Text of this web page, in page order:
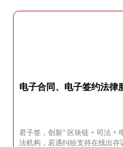
电子合同、电子签约法律
君子签，创新“ 区块链 + 司法 +
法机构，若遇纠纷支持在线出